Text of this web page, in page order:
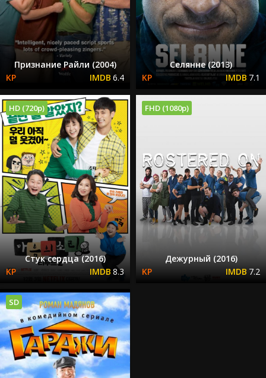
Признание Райли (2004)
6.4
Селянне (2013)
7.1
HD (720p)
Стук сердца (2016)
8.3
FHD (1080p)
Дежурный (2016)
7.2
SD